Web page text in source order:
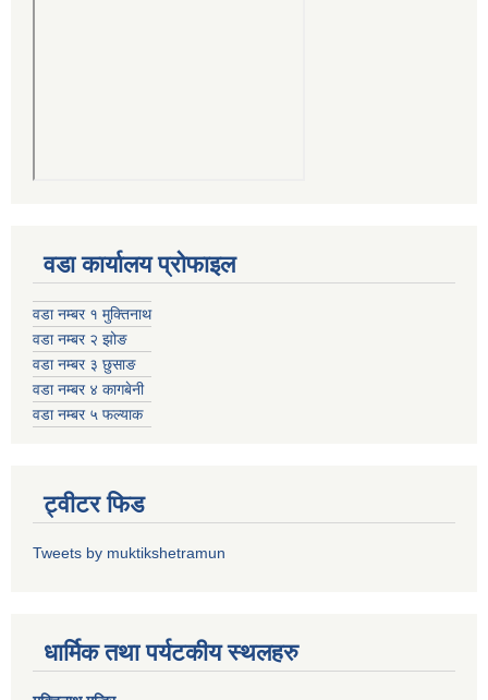
वडा कार्यालय प्रोफाइल
वडा नम्बर १ मुक्तिनाथ
वडा नम्बर २ झोङ
वडा नम्बर ३ छुसाङ
वडा नम्बर ४ कागबेनी
वडा नम्बर ५ फल्याक
ट्वीटर फिड
Tweets by muktikshetramun
धार्मिक तथा पर्यटकीय स्थलहरु